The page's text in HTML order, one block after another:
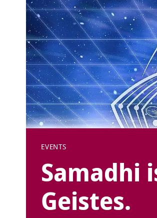
EVENTS
Samadhi
Geistes.